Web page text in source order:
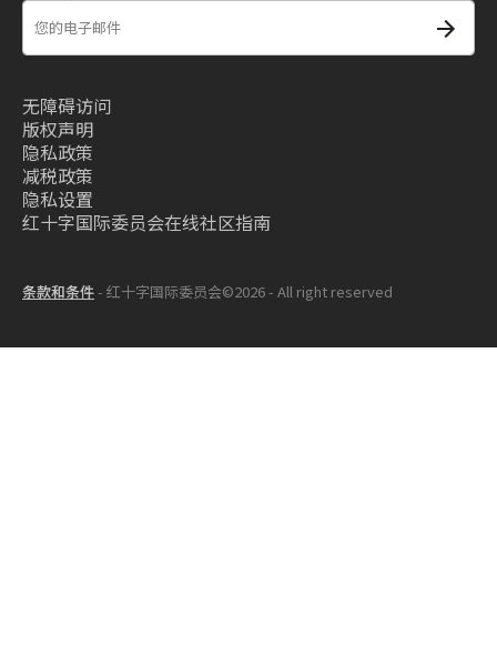
无障碍访问
版权声明
隐私政策
减税政策
隐私设置
红十字国际委员会在线社区指南
条款和条件- 红十字国际委员会©2026 - All right reserved